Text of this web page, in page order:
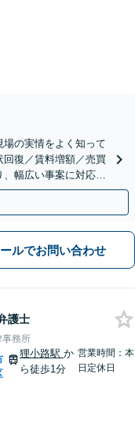
場の実情をよく知って
復／賃料増額／売買
幅広い事案に対応！
面談可】
ルでお問い合わせ
護士
事務所
狸小路駅か
ら徒歩1分
営業時間：本
日定休日